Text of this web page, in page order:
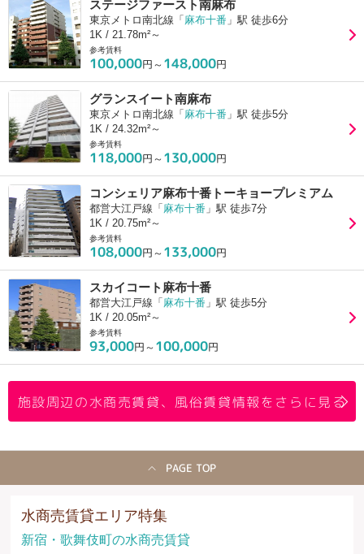
ステージファースト南麻布
東京メトロ南北線「 麻布十番 」駅 徒歩6分
1K / 21.78m²～
参考賃料
100,000円～ 148,000円
グランスイート南麻布
東京メトロ南北線「 麻布十番 」駅 徒歩5分
1K / 24.32m²～
参考賃料
118,000円～ 130,000円
コンシェリア麻布十番トーキョープレミアム
都営大江戸線「 麻布十番 」駅 徒歩7分
1K / 20.75m²～
参考賃料
108,000円～ 133,000円
スカイコート麻布十番
都営大江戸線「 麻布十番 」駅 徒歩5分
1K / 20.05m²～
参考賃料
93,000円～ 100,000円
施設周辺の水商売賃貸、風俗賃貸情報をさらに見る
PAGE TOP
水商売賃貸エリア特集
新宿・歌舞伎町の水商売賃貸